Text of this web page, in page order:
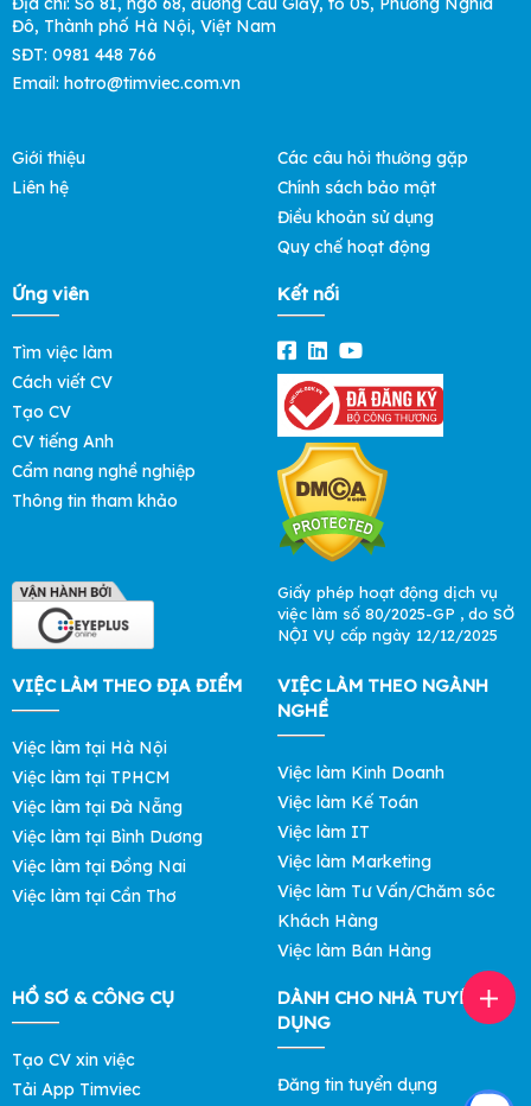
Đô, Thành phố Hà Nội, Việt Nam
SĐT: 0981 448 766
Email: hotro@timviec.com.vn
Giới thiệu
Liên hệ
Các câu hỏi thường gặp
Chính sách bảo mật
Điều khoản sử dụng
Quy chế hoạt động
Ứng viên
Tìm việc làm
Cách viết CV
Tạo CV
CV tiếng Anh
Cẩm nang nghề nghiệp
Thông tin tham khảo
Kết nối
Giấy phép hoạt động dịch vụ
việc làm số 80/2025-GP , do SỞ
NỘI VỤ cấp ngày 12/12/2025
VIỆC LÀM THEO ĐỊA ĐIỂM
Việc làm tại Hà Nội
Việc làm tại TPHCM
Việc làm tại Đà Nẵng
Việc làm tại Bình Dương
Việc làm tại Đồng Nai
Việc làm tại Cần Thơ
VIỆC LÀM THEO NGÀNH
NGHỀ
Việc làm Kinh Doanh
Việc làm Kế Toán
Việc làm IT
Việc làm Marketing
Việc làm Tư Vấn/Chăm sóc
Khách Hàng
Việc làm Bán Hàng
HỒ SƠ & CÔNG CỤ
Tạo CV xin việc
Tải App Timviec
DÀNH CHO NHÀ TUYỂN
DỤNG
Đăng tin tuyển dụng